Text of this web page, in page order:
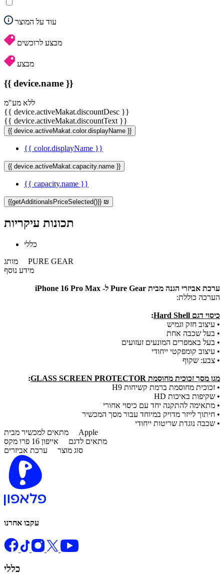
עוד על המוצר
מבצע לרוכשים
מבצע
{{ device.name }}
ללא מע"מ
{{ device.activeMakat.discountDesc }}
{{ device.activeMakat.discountText }}
{{ device.activeMakat.color.displayName }}
{{ color.displayName }}
{{ device.activeMakat.capacity.name }}
{{ capacity.name }}
{{getAdditionalsPriceSelected()}} ₪
תכונות עיקריות
כללי
מותג PURE GEAR
מידע נוסף
ערכת אביזרי הגנה מבית Pure Gear ל- iPhone 16 Pro Max
הערכה כוללת:
כיסוי דגם Hard Shell
:
• עיצוב חזק וגמיש
• בעל שכבה אחת
​• בעל באמפרים המונעים זעזועים
• עיצוב קומפקטי ייחודי
• צבע: שקוף
מגן מסך זכוכית מחוסמת GLASS SCREEN PROTECTOR
:
• זכוכית מחוסמת ברמת קשיחות H9
• שקיפות באיכות HD
• מתאימה להתקנה יחד עם כיסוי אחורי
• חיתוך לייזר מדויק במיוחד עבור מסך המכשיר
• שכבה נוגדת שריטות ייחודי
מתאים למכשיר מבית Apple
מתאים לדגם אייפון 16 פרו מקס
סוג מוצר ערכת אביזרים
עקבו אחרנו
כללי